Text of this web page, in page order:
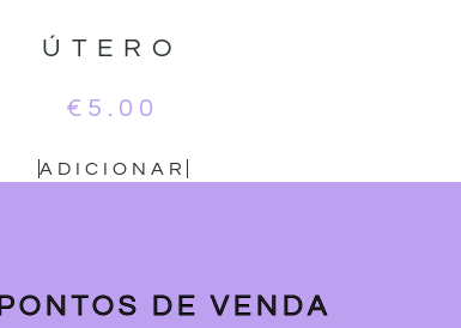
ÚTERO
€ 5.00
ADICIONAR
PONTOS DE VENDA